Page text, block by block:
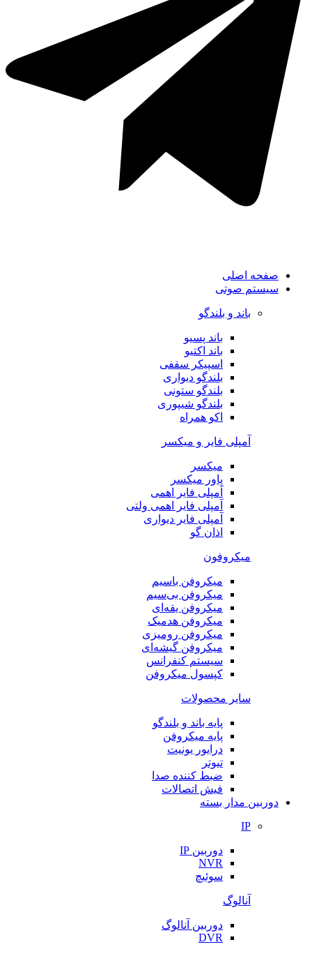
صفحه اصلی
سیستم صوتی
باند و بلندگو
باند پسیو
باند اکتیو
اسپیکر سقفی
بلندگو دیواری
بلندگو ستونی
بلندگو شیپوری
اکو همراه
آمپلی فایر و میکسر
میکسر
پاور میکسر
آمپلی فایر اهمی
آمپلی فایر اهمی ولتی
آمپلی فایر دیواری
اذان گو
میکروفون
میکروفن باسیم
میکروفن بی‌سیم
میکروفن یقه‌ای
میکروفن هد‌میک
میکروفن رومیزی
میکروفن گیشه‌ای
سیستم کنفرانس
کپسول میکروفن
سایر محصولات
پایه باند و بلندگو
پایه میکروفن
درایور یونیت
تیوتر
ضبط کننده صدا
فیش اتصالات
دوربین مدار بسته
IP
دوربین IP
NVR
سوئیچ
آنالوگ
دوربین آنالوگ
DVR